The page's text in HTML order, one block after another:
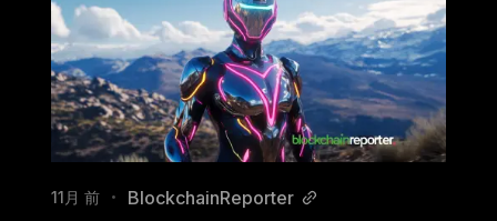
11月 前 • BlockchainReporter